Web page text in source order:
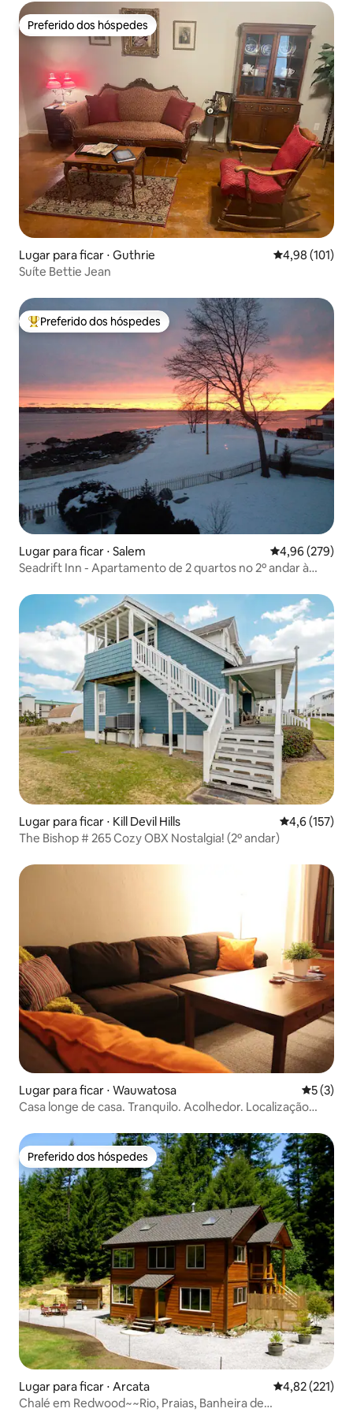
Preferido dos hóspedes
Preferido dos hóspedes
Lugar para ficar ⋅ Guthrie 4,98 de uma
4,98 (101)
Suíte Bettie Jean
Entre os melhores preferidos dos hóspedes
Preferido dos hóspedes
Lugar para ficar ⋅ Salem 4,96 de uma
4,96 (279)
Seadrift Inn - Apartamento de 2 quartos no 2º andar à
Lugar para ficar ⋅ Kill Devil Hills 4,6 de uma
4,6 (157)
The Bishop # 265 Cozy OBX Nostalgia! (2º andar)
Lugar para ficar ⋅ Wauwatosa 5 de
5 (3)
Casa longe de casa. Tranquilo. Acolhedor. Localização
Preferido dos hóspedes
Preferido dos hóspedes
Lugar para ficar ⋅ Arcata 4,82 de uma
4,82 (221)
Chalé em Redwood~~Rio, Praias, Banheira de